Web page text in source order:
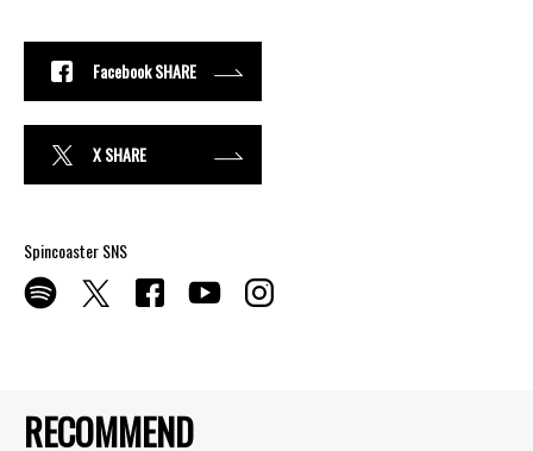
RECOMMEND
Facebook SHARE
X SHARE
Spincoaster SNS